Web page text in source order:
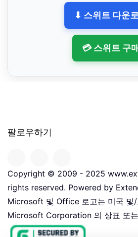
⬇ 스위트 다운
💳 스위트 구매
팔로우하기
Copyright © 2009 - 2025
rights reserved. Powered by
Microsoft 및 Office 로고는 미국 및/
Microsoft Corporation 의 상표 또는